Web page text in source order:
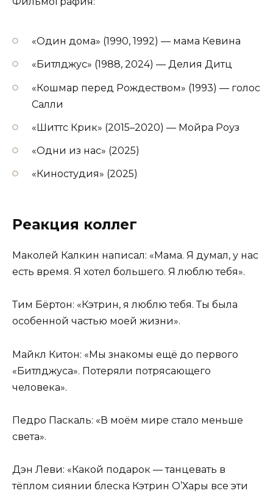
«Один дома» (1990, 1992) — мама Кевина
«Битлджус» (1988, 2024) — Делия Дитц
«Кошмар перед Рождеством» (1993) — голос
Салли
«Шиттс Крик» (2015–2020) — Мойра Роуз
«Одни из нас» (2025)
«Киностудия» (2025)
Реакция коллег
Маколей Калкин написал: «Мама. Я думал, у нас
есть время. Я хотел большего. Я люблю тебя».
Тим Бёртон: «Кэтрин, я люблю тебя. Ты была
особенной частью моей жизни».
Майкл Китон: «Мы знакомы ещё до первого
«Битлджуса». Потеряли потрясающего
человека».
Педро Паскаль: «В моём мире стало меньше
света».
Дэн Леви: «Какой подарок — танцевать в
тёплом сиянии блеска Кэтрин О’Хары все эти